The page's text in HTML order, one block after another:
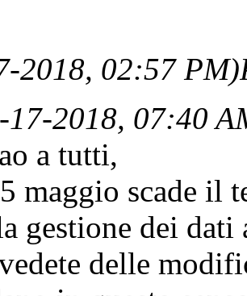
2018, 02:57 PM)
17-2018, 07:40
a tutti,
maggio scade il
gestione dei dati
delle